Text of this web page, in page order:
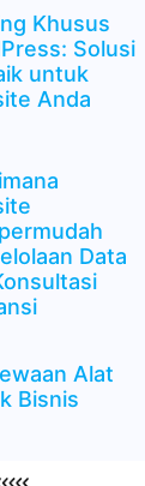
Khusus
Solusi
untuk
Anda
Data
Alat
Bisnis